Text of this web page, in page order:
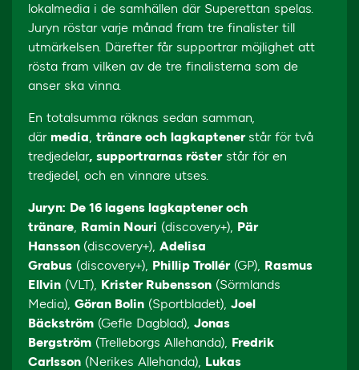
lokalmedia i de samhällen där Superettan spelas.
Juryn röstar varje månad fram tre finalister till
utmärkelsen. Därefter får supportrar möjlighet att
rösta fram vilken av de tre finalisterna som de
anser ska vinna.
En totalsumma räknas sedan samman,
där media, tränare och lagkaptener står för två
tredjedelar, supportrarnas rösterstår för en
tredjedel, och en vinnare utses.
Juryn: De 16 lagens lagkaptener och
tränare, Ramin Nouri (discovery+), Pär
Hansson (discovery+), Adelisa
Grabus (discovery+), Phillip Trollér(GP), Rasmus
Ellvin (VLT), Krister Rubensson (Sörmlands
Media), Göran Bolin (Sportbladet), Joel
Bäckström (Gefle Dagblad), Jonas
Bergström (Trelleborgs Allehanda), Fredrik
Carlsson (Nerikes Allehanda), Lukas